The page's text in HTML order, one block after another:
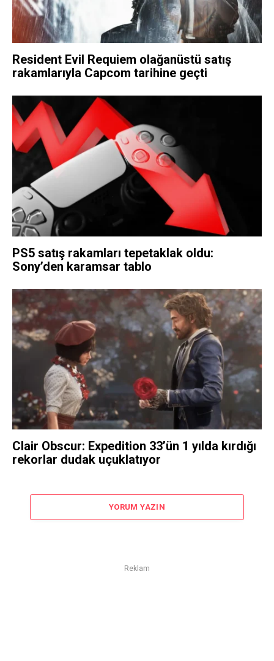
Resident Evil Requiem olağanüstü satış
rakamlarıyla Capcom tarihine geçti
PS5 satış rakamları tepetaklak oldu:
Sony’den karamsar tablo
Clair Obscur: Expedition 33’ün 1 yılda kırdığı
rekorlar dudak uçuklatıyor
YORUM YAZIN
Reklam